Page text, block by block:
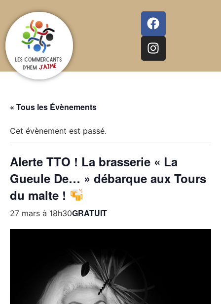
« Tous les Évènements
Cet évènement est passé.
Alerte TTO ! La brasserie « La
Gueule De… » débarque aux Tours
du malte !
27 mars à 18h30GRATUIT